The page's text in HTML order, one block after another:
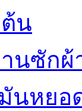
ต้น
านซัก
นหยอ